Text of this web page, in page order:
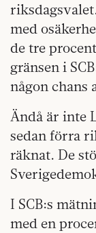
med
de tre
gränsen i
någon chans
Ändå är inte
sedan förra
räknat. De
I SCB:s
med en